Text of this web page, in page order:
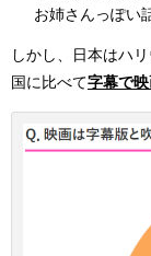
お姉さんっぽい
しかし、日本はハ
国に比べて字幕で